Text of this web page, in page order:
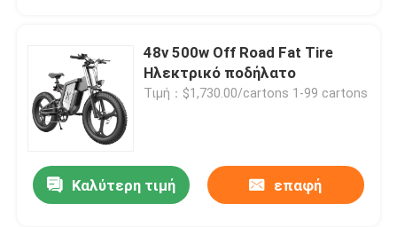
48v 500w Off Road Fat Tire
Ηλεκτρικό ποδήλατο
Τιμή：$1,730.00/cartons 1-99 cartons
Καλύτερη τιμή επαφή